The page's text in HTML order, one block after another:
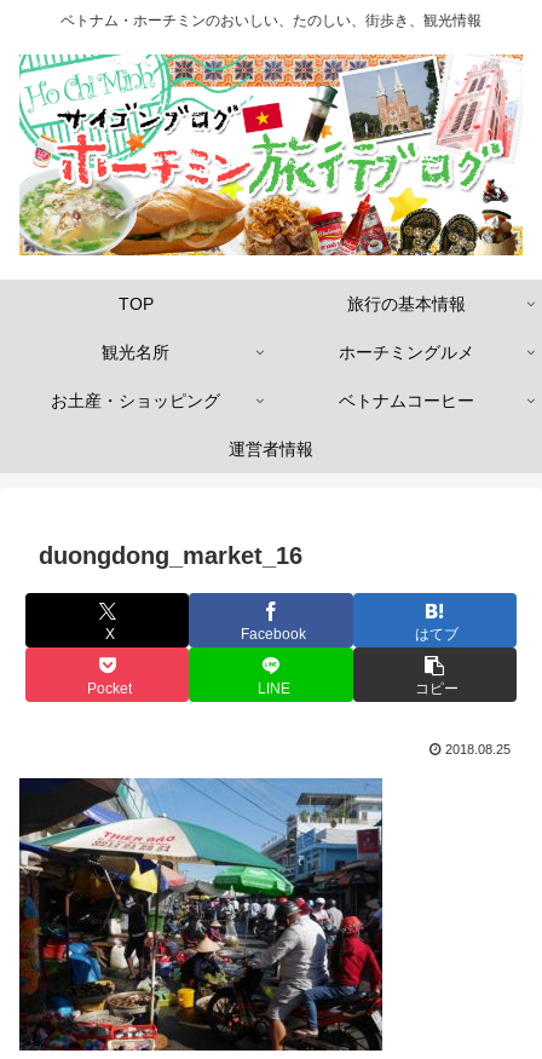
ベトナム・ホーチミンのおいしい、たのしい、街歩き、観光情報
TOP 旅行の基本情報
観光名所 ホーチミングルメ
お土産・ショッピング ベトナムコーヒー
運営者情報
duongdong_market_16
X Facebook はてブ
Pocket LINE コピー
2018.08.25